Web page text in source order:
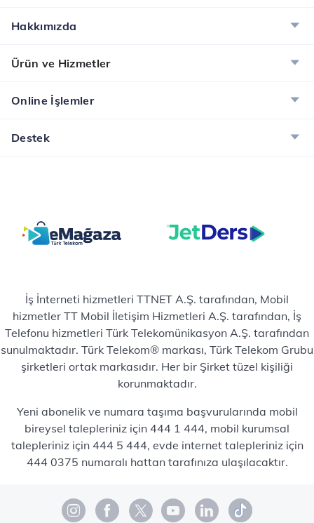
Hakkımızda
Ürün ve Hizmetler
Online İşlemler
Destek
İş İnterneti hizmetleri TTNET A.Ş. tarafından, Mobil
hizmetler TT Mobil İletişim Hizmetleri A.Ş. tarafından, İş
Telefonu hizmetleri Türk Telekomünikasyon A.Ş. tarafından
sunulmaktadır. Türk Telekom® markası, Türk Telekom Grubu
şirketleri ortak markasıdır. Her bir Şirket tüzel kişiliği
korunmaktadır.
Yeni abonelik ve numara taşıma başvurularında mobil
bireysel talepleriniz için 444 1 444, mobil kurumsal
talepleriniz için 444 5 444, evde internet talepleriniz için
444 0375 numaralı hattan tarafınıza ulaşılacaktır.